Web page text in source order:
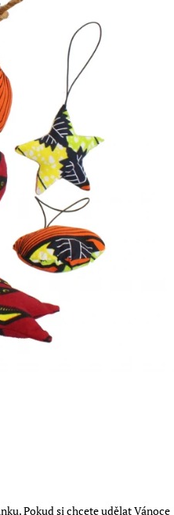
Pokud si chcete udělat Vánoce